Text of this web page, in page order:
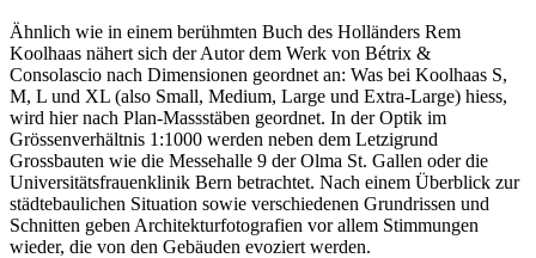
Ähnlich wie in einem berühmten Buch des Holländers Rem
Koolhaas nähert sich der Autor dem Werk von Bétrix &
Consolascio nach Dimensionen geordnet an: Was bei Koolhaas S,
M, L und XL (also Small, Medium, Large und Extra-Large) hiess,
wird hier nach Plan-Massstäben geordnet. In der Optik im
Grössenverhältnis 1:1000 werden neben dem Letzigrund
Grossbauten wie die Messehalle 9 der Olma St. Gallen oder die
Universitätsfrauenklinik Bern betrachtet. Nach einem Überblick zur
städtebaulichen Situation sowie verschiedenen Grundrissen und
Schnitten geben Architekturfotografien vor allem Stimmungen
wieder, die von den Gebäuden evoziert werden.